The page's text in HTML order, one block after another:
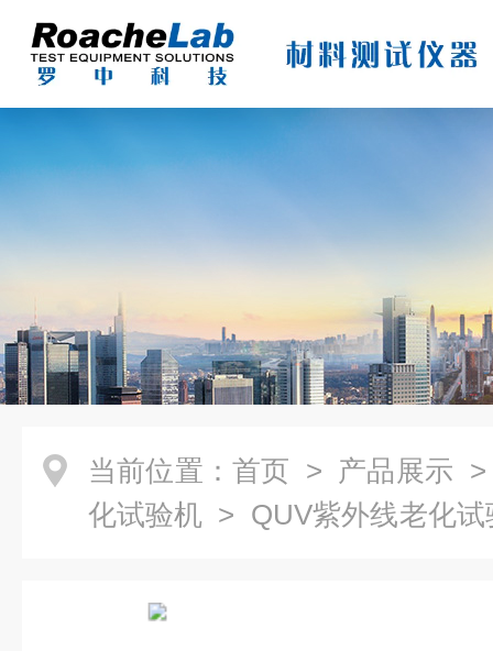
当前位置： 首页 > 产品展示
化试验机 > QUV紫外线老化